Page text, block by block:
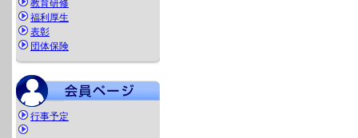
教育研修
福利厚生
表彰
団体保険
行事予定